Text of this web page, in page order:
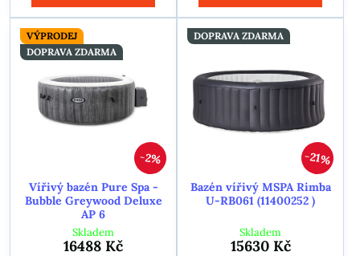
2%
VÝPRODEJ
DOPRAVA ZDARMA
Vířivý bazén Pure Spa -
Bubble Greywood Deluxe
AP 6
Skladem
16488 Kč
21%
DOPRAVA ZDARMA
Bazén vířivý MSPA Rimba
U-RB061 (11400252 )
Skladem
15630 Kč